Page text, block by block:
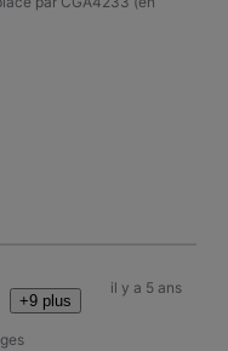
+9 plus
il y a 5 ans